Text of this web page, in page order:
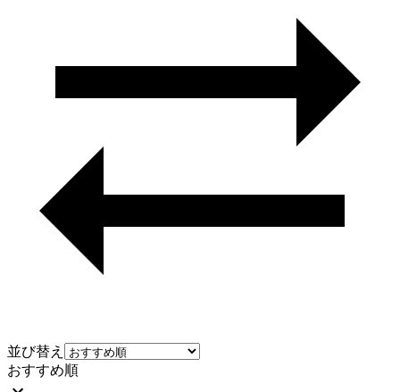
並び替え
おすすめ順